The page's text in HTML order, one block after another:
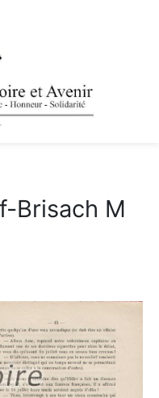
Brisach M